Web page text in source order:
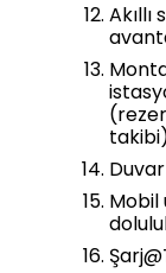
Mobil